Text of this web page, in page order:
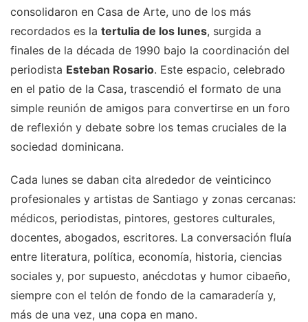
consolidaron en Casa de Arte, uno de los más
recordados es la tertulia de los lunes, surgida a
finales de la década de 1990 bajo la coordinación del
periodista Esteban Rosario. Este espacio, celebrado
en el patio de la Casa, trascendió el formato de una
simple reunión de amigos para convertirse en un foro
de reflexión y debate sobre los temas cruciales de la
sociedad dominicana.
Cada lunes se daban cita alrededor de veinticinco
profesionales y artistas de Santiago y zonas cercanas:
médicos, periodistas, pintores, gestores culturales,
docentes, abogados, escritores. La conversación fluía
entre literatura, política, economía, historia, ciencias
sociales y, por supuesto, anécdotas y humor cibaeño,
siempre con el telón de fondo de la camaradería y,
más de una vez, una copa en mano.